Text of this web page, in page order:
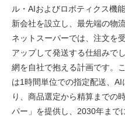
ル・AIおよびロボティクス機
新会社を設立し、最先端の物
ネットスーパーでは、注文を
アップして発送する仕組みで
網を自社で抱える計画です。
は1時間単位での指定配送、
り、商品選定から精算までの
パー」を提供し、2030年まで